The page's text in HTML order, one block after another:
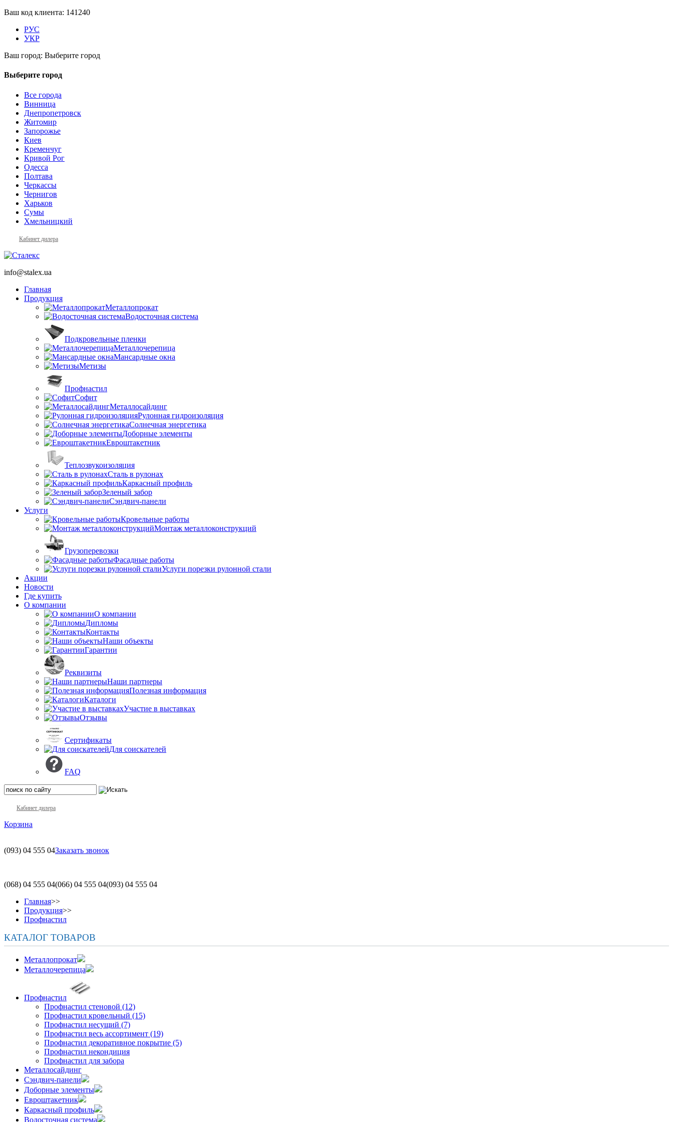
Ваш код клиента: 141240
РУС
УКР
Ваш город: Выберите город
Выберите город
Все города
Винница
Днепропетровск
Житомир
Запорожье
Киев
Кременчуг
Кривой Рог
Одесса
Полтава
Черкассы
Чернигов
Харьков
Сумы
Хмельницкий
Кабинет дилера
info@stalex.ua
Главная
Продукция
Металлопрокат
Водосточная система
Подкровельные пленки
Металлочерепица
Мансардные окна
Метизы
Профнастил
Софит
Металлосайдинг
Рулонная гидроизоляция
Солнечная энергетика
Доборные элементы
Евроштакетник
Теплозвукоизоляция
Сталь в рулонах
Каркасный профиль
Зеленый забор
Сэндвич-панели
Услуги
Кровельные работы
Монтаж металлоконструкций
Грузоперевозки
Фасадные работы
Услуги порезки рулонной стали
Акции
Новости
Где купить
О компании
О компании
Дипломы
Контакты
Наши объекты
Гарантии
Реквизиты
Наши партнеры
Полезная информация
Каталоги
Участие в выставках
Отзывы
Сертификаты
Для соискателей
FAQ
Кабинет дилера
Корзина
(093) 04 555 04Заказать звонок
(068) 04 555 04(066) 04 555 04(093) 04 555 04
Главная>>
Продукция>>
Профнастил
КАТАЛОГ ТОВАРОВ
Металлопрокат
Металлочерепица
Профнастил
Профнастил стеновой (12)
Профнастил кровельный (15)
Профнастил несущий (7)
Профнастил весь ассортимент (19)
Профнастил декоративное покрытие (5)
Профнастил некондиция
Профнастил для забора
Металлосайдинг
Сэндвич-панели
Доборные элементы
Евроштакетник
Каркасный профиль
Водосточная система